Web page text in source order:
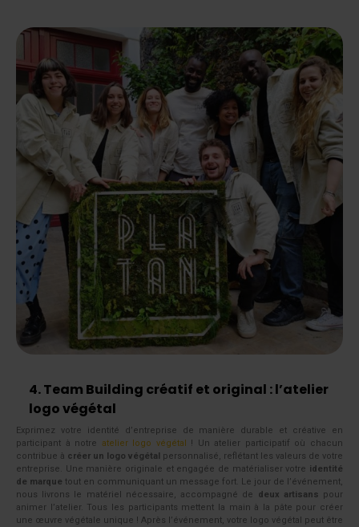
4. Team Building créatif et original : l’atelier
logo végétal
Exprimez votre identité d’entreprise de manière durable et créative en
participant à notre atelier logo végétal
! Un atelier participatif où chacun
contribue à créer un logo végétal personnalisé, reflétant les valeurs de votre
entreprise. Une manière originale et engagée de matérialiser votre identité
de marque tout en communiquant un message fort. Le jour de l’événement,
nous livrons le matériel nécessaire, accompagné de
deux artisans pour
animer l’atelier. Tous les participants mettent la main à la pâte pour créer
une œuvre végétale unique ! Après l’événement, votre logo végétal peut être